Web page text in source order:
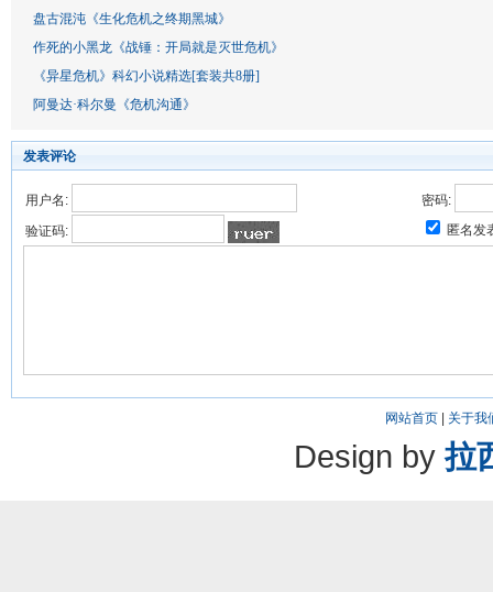
盘古混沌《生化危机之终期黑城》
作死的小黑龙《战锤：开局就是灭世危机》
《异星危机》科幻小说精选[套装共8册]
阿曼达·科尔曼《危机沟通》
发表评论
用户名:
密码:
验证码:
匿名发
网站首页| 关于我
Design by拉